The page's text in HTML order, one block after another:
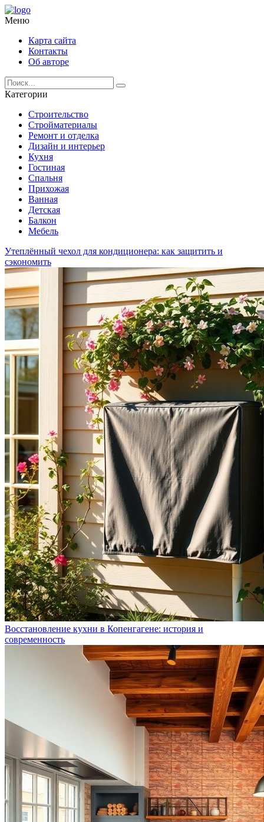
Меню
Карта сайта
Контакты
Об авторе
Категории
Строительство
Стройматериалы
Ремонт и отделка
Дизайн и интерьер
Кухня
Гостиная
Спальня
Прихожая
Ванная
Детская
Балкон
Мебель
Утеплённый чехол для кондиционера: как защитить и
сэкономить
Восстановление кухни в Копенгагене: история и
современность